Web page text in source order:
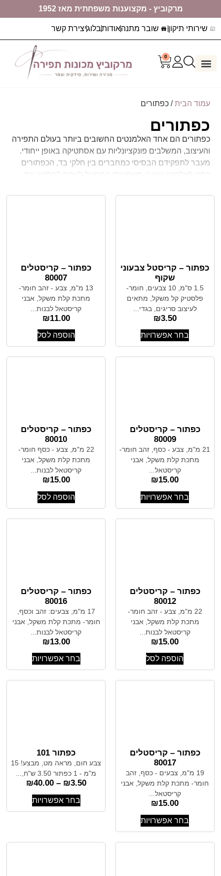
מרקוביץ - מקצוענות משפחתית מאז 1952
שירותי תיקון שובר מתנהאודותבלוגיצירת קשר
0
עמוד הבית/ כפתורים
כפתורים
כפתורים הם אחד האלמנטים החשובים ביותר בעולם התפירה
והעיצוב, המשלבים פונקציונליות עם אסתטיקה באופן ייחודי.
מעבר לתפקידם הבסיסי כמחברים בין חלקי בד, הכפתורים
הפכו לאלמנט עיצובי משמעותי המסוגל לשנות לחלוטין את
עצום של אפשרויות, המאפשרות לכם להביא לידי ביטוי את
כפתור – קריסטל צבעוני
שקוף
1.5 ס"מ, 10 צבעים, חומר-
פלסטיק קל משקל, מתאים
לעיצוב סריגים, בגדי...
₪3.50
בחר אפשרויות
כפתור – קריסטלים
80007
13 מ"מ, צבע - זהב חומר-
מתכת קלת משקל, אבני
קריסטאל לבנות...
₪11.00
הוספה לסל
כפתור – קריסטלים
80009
21 מ"מ, צבע - כסף, זהב חומר-
מתכת קלת משקל, אבני
קריסטאל...
₪15.00
בחר אפשרויות
כפתור – קריסטלים
80010
22 מ"מ, צבע - כסף חומר-
מתכת קלת משקל, אבני
קריסטאל לבנות...
₪15.00
הוספה לסל
כפתור – קריסטלים
80012
22 מ"מ, צבע - זהב חומר-
מתכת קלת משקל, אבני
קריסטאל לבנות...
₪15.00
הוספה לסל
כפתור – קריסטלים
80016
17 מ"מ, צבעים: זהב וכסף,
חומר- מתכת קלת משקל, אבני
קריסטאל לבנות...
₪13.00
בחר אפשרויות
כפתור – קריסטלים
80017
19 מ"מ, צבעים - כסף, זהב
חומר- מתכת קלת משקל, אבני
קריסטאל...
₪15.00
בחר אפשרויות
כפתור 101
צבע חום, מראה מט, מבצע! 15
מ"מ - 1 כפתור 3.50 ש"ח,...
₪3.50
–
₪40.00
בחר אפשרויות